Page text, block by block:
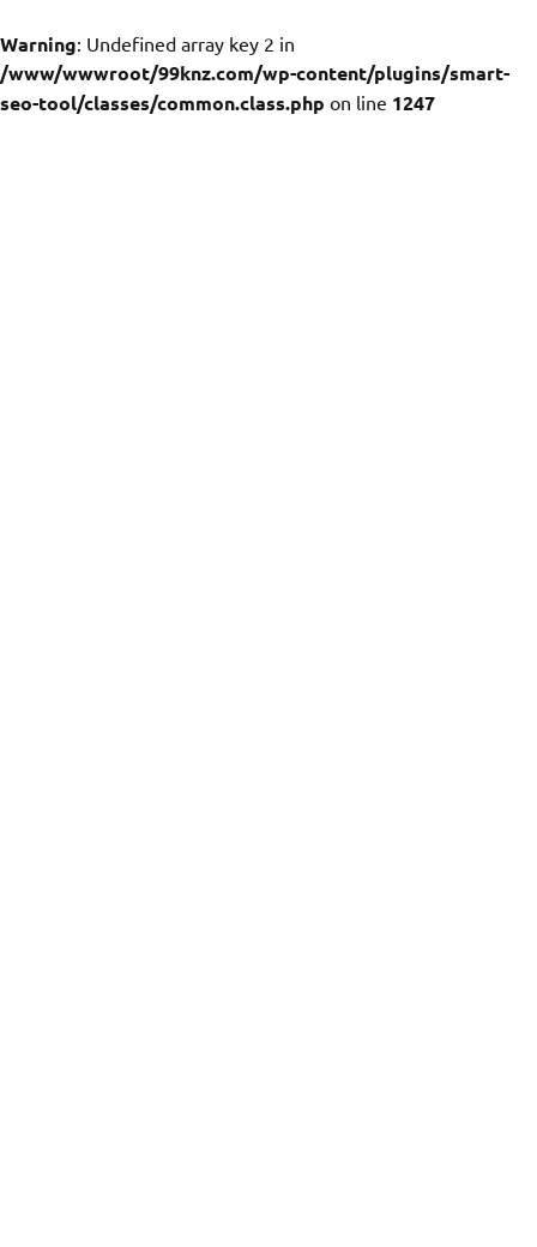
Warning: Undefined array key 2 in
/www/wwwroot/99knz.com/wp-content/plugins/smart-
seo-tool/classes/common.class.php on line 1247